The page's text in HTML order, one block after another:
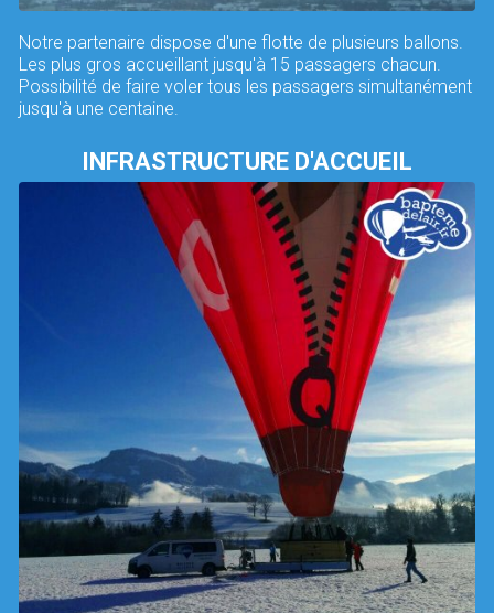
Notre partenaire dispose d'une flotte de plusieurs ballons.
Les plus gros accueillant jusqu'à 15 passagers chacun.
Possibilité de faire voler tous les passagers simultanément
jusqu'à une centaine.
INFRASTRUCTURE D'ACCUEIL